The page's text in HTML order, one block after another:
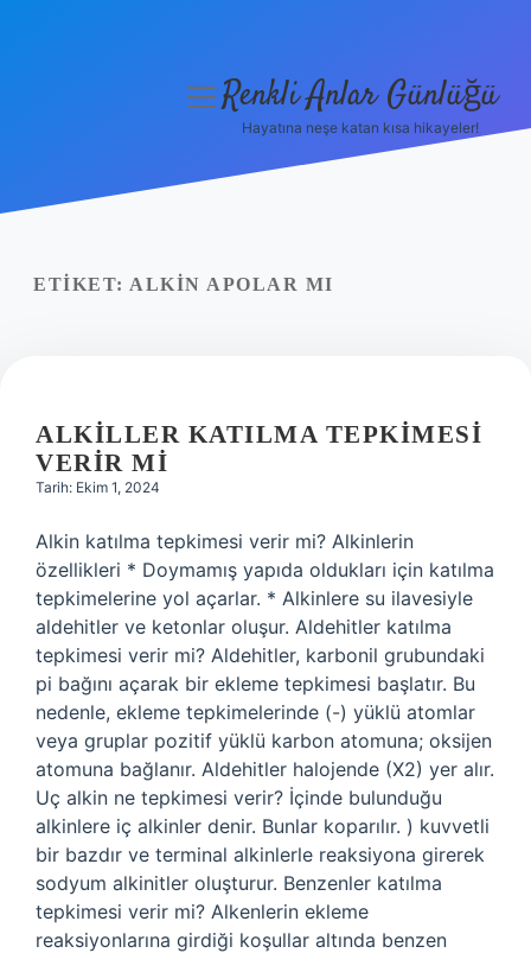
Yasal Uyarı
menüyüRenkli Anlar Günlüğü
Hayatına neşe katan kısa hikayeler!
ETIKET: ALKIN APOLAR MI
ALKILLER KATILMA TEPKIMESI
VERIR MI
Tarih: Ekim 1, 2024
Alkin katılma tepkimesi verir mi? Alkinlerin
özellikleri * Doymamış yapıda oldukları için katılma
tepkimelerine yol açarlar. * Alkinlere su ilavesiyle
aldehitler ve ketonlar oluşur. Aldehitler katılma
tepkimesi verir mi? Aldehitler, karbonil grubundaki
pi bağını açarak bir ekleme tepkimesi başlatır. Bu
nedenle, ekleme tepkimelerinde (-) yüklü atomlar
veya gruplar pozitif yüklü karbon atomuna; oksijen
atomuna bağlanır. Aldehitler halojende (X2) yer alır.
Uç alkin ne tepkimesi verir? İçinde bulunduğu
alkinlere iç alkinler denir. Bunlar koparılır. ) kuvvetli
bir bazdır ve terminal alkinlerle reaksiyona girerek
sodyum alkinitler oluşturur. Benzenler katılma
tepkimesi verir mi? Alkenlerin ekleme
reaksiyonlarına girdiği koşullar altında benzen